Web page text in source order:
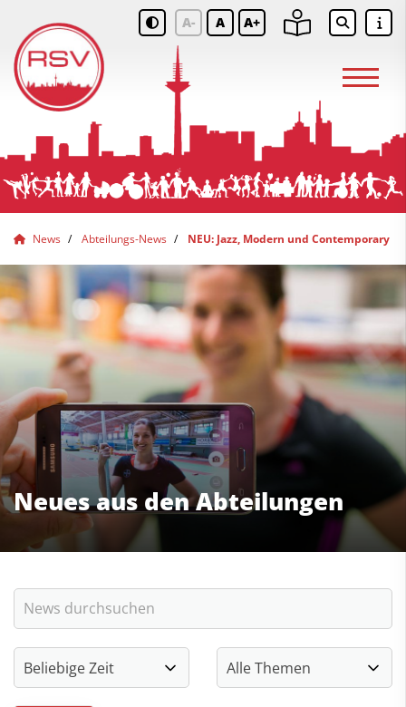
A- A A+
News Abteilungs-News NEU: Jazz, Modern und Contemporary
Neues aus den Abteilungen